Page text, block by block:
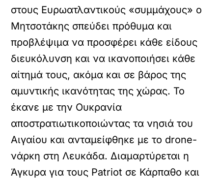
στους Ευρωατλαντικούς «συμμάχους» ο
Μητσοτάκης σπεύδει πρόθυμα και
προβλέψιμα να προσφέρει κάθε είδους
διευκόλυνση και να ικανοποιήσει κάθε
αίτημά τους, ακόμα και σε βάρος της
αμυντικής ικανότητας της χώρας. Το
έκανε με την Ουκρανία
αποστρατιωτικοποιώντας τα νησιά του
Αιγαίου και ανταμείφθηκε με το drone-
νάρκη στη Λευκάδα. Διαμαρτύρεται η
Άγκυρα για τους Patriot σε Κάρπαθο και